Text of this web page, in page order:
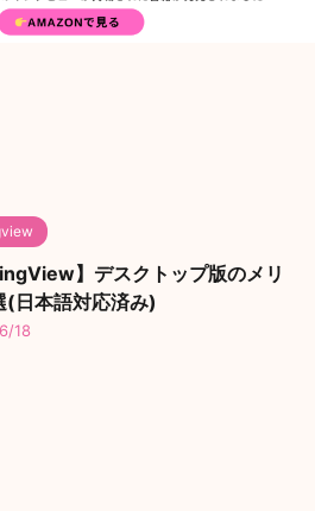
】デスクトップ版のメリ
(日本語対応済み)
18